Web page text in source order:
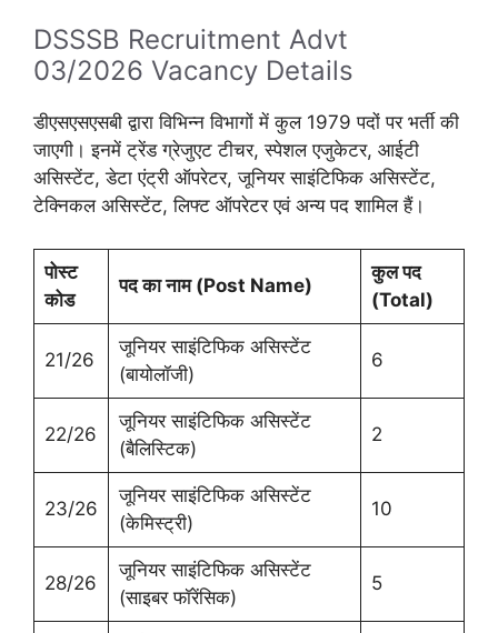
DSSSB Recruitment Advt
03/2026 Vacancy Details
डीएसएसएसबी द्वारा विभिन्न विभागों में कुल 1979 पदों पर भर्ती की
जाएगी। इनमें ट्रेंड ग्रेजुएट टीचर, स्पेशल एजुकेटर, आईटी
असिस्टेंट, डेटा एंट्री ऑपरेटर, जूनियर साइंटिफिक असिस्टेंट,
टेक्निकल असिस्टेंट, लिफ्ट ऑपरेटर एवं अन्य पद शामिल हैं।
पोस्ट
कोड
पद का नाम (Post Name)
कुल पद
(Total)
21/26
जूनियर साइंटिफिक असिस्टेंट
(बायोलॉजी)
6
22/26
जूनियर साइंटिफिक असिस्टेंट
(बैलिस्टिक)
2
23/26
जूनियर साइंटिफिक असिस्टेंट
(केमिस्ट्री)
10
28/26
जूनियर साइंटिफिक असिस्टेंट
(साइबर फॉरेंसिक)
5